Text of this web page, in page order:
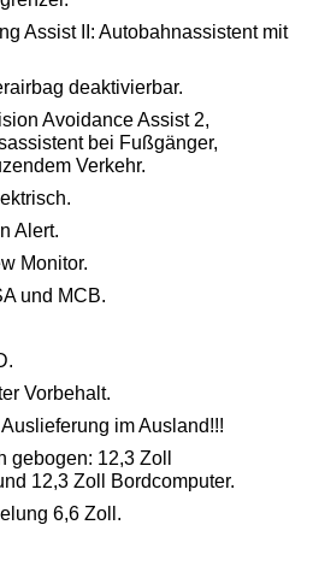
Assist II: Autobahnassistent mit
deaktivierbar.
Avoidance Assist 2,
bei Fußgänger,
Verkehr.
Alert.
Monitor.
und MCB.
Vorbehalt.
im Ausland!!!
gebogen: 12,3 Zoll
12,3 Zoll Bordcomputer.
6,6 Zoll.